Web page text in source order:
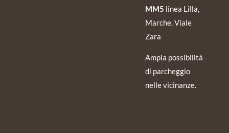
MM5 linea Lilla,
Marche, Viale
Zara
Ampia possibilità
di parcheggio
nelle vicinanze.